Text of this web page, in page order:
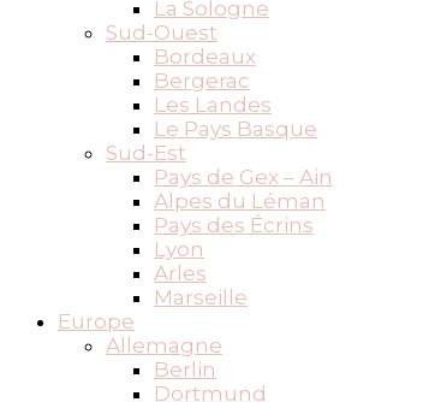
La Sologne
Sud-Ouest
Bordeaux
Bergerac
Les Landes
Le Pays Basque
Sud-Est
Pays de Gex – Ain
Alpes du Léman
Pays des Écrins
Lyon
Arles
Marseille
Europe
Allemagne
Berlin
Dortmund